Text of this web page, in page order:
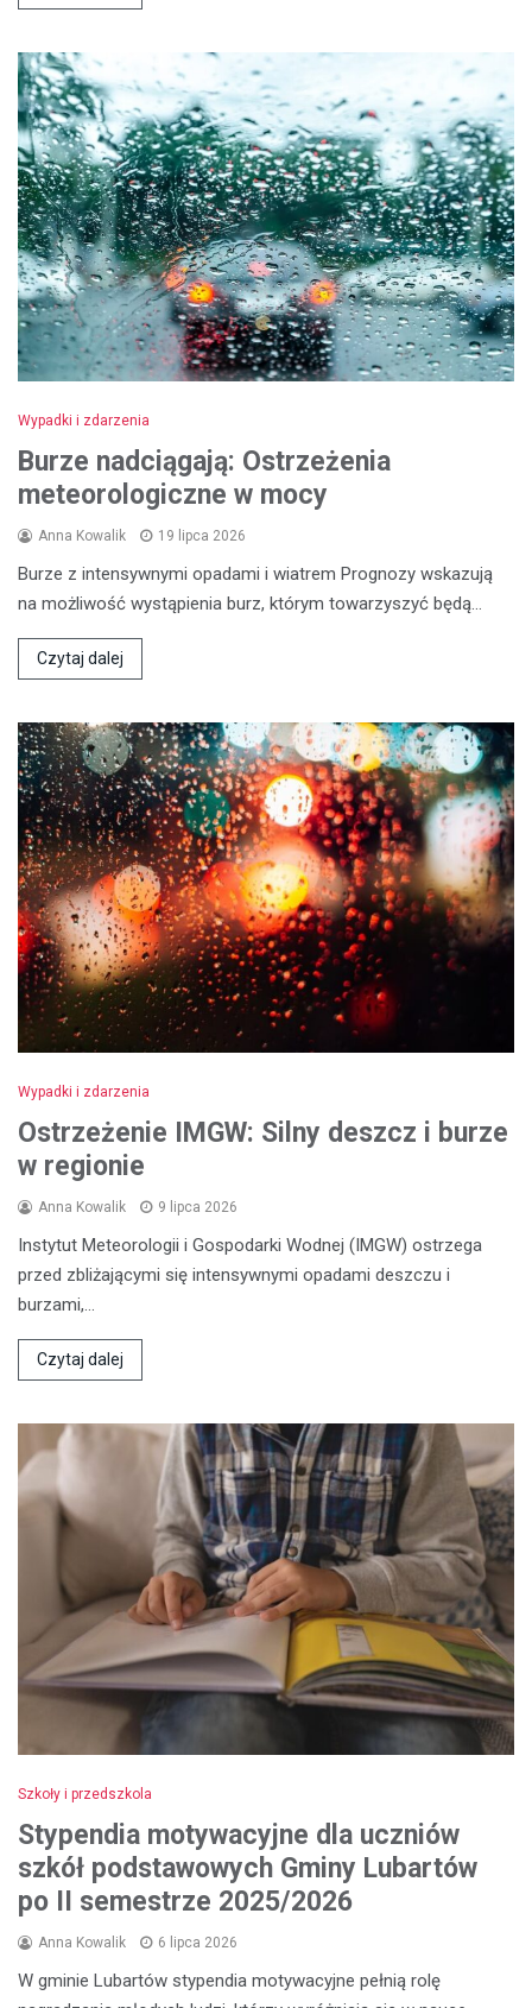
Wypadki i zdarzenia
Burze nadciągają: Ostrzeżenia
meteorologiczne w mocy
Anna Kowalik 19 lipca 2026
Burze z intensywnymi opadami i wiatrem Prognozy wskazują
na możliwość wystąpienia burz, którym towarzyszyć będą…
Czytaj dalej
Wypadki i zdarzenia
Ostrzeżenie IMGW: Silny deszcz i burze
w regionie
Anna Kowalik 9 lipca 2026
Instytut Meteorologii i Gospodarki Wodnej (IMGW) ostrzega
przed zbliżającymi się intensywnymi opadami deszczu i
burzami,…
Czytaj dalej
Szkoły i przedszkola
Stypendia motywacyjne dla uczniów
szkół podstawowych Gminy Lubartów
po II semestrze 2025/2026
Anna Kowalik 6 lipca 2026
W gminie Lubartów stypendia motywacyjne pełnią rolę